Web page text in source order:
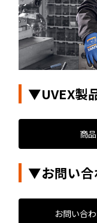
▼UVEX製
商
▼お問い合
お問い合